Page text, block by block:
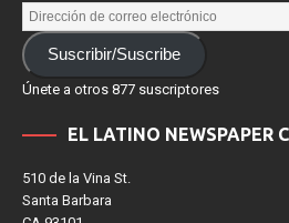
Suscribir/Suscribe
Únete a otros 877 suscriptores
EL LATINO NEWSPAPER
510 de la Vina St.
Santa Barbara